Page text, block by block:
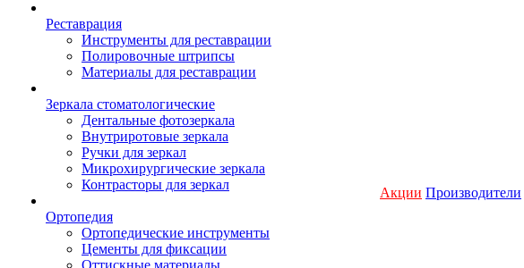
Реставрация
Инструменты для реставрации
Полировочные штрипсы
Материалы для реставрации
Зеркала стоматологические
Дентальные фотозеркала
Внутриротовые зеркала
Ручки для зеркал
Микрохирургические зеркала
Контрасторы для зеркал
Ортопедия
Ортопедические инструменты
Цементы для фиксации
Оттискные материалы
Акции Производители